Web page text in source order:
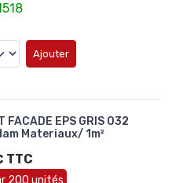
Ajouter
FACADE EPS GRIS 032
Materiaux/ 1m²
TTC
200 unités